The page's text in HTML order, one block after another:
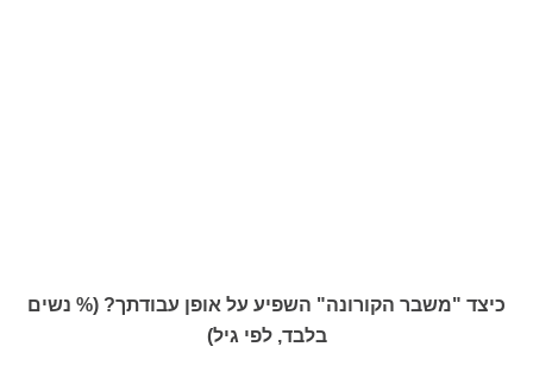
כיצד "משבר הקורונה" השפיע על אופן עבודתך? (% נשים
בלבד, לפי גיל)